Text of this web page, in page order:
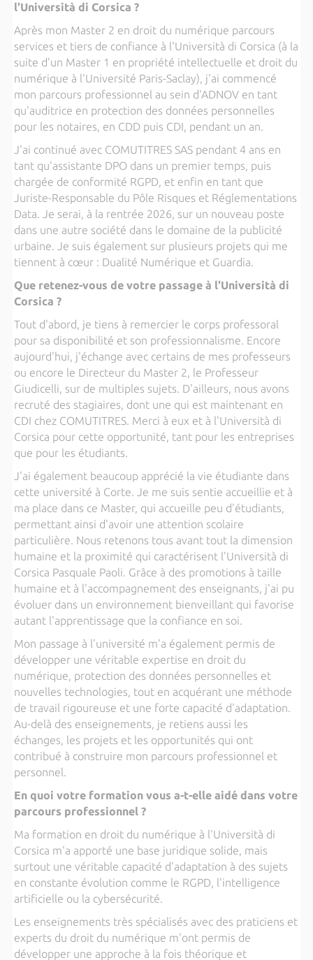
l'Università di Corsica ?
Après mon Master 2 en droit du numérique parcours
services et tiers de confiance à l'Università di Corsica (à la
suite d'un Master 1 en propriété intellectuelle et droit du
numérique à l'Université Paris-Saclay), j'ai commencé
mon parcours professionnel au sein d'ADNOV en tant
qu'auditrice en protection des données personnelles
pour les notaires, en CDD puis CDI, pendant un an.
J'ai continué avec COMUTITRES SAS pendant 4 ans en
tant qu'assistante DPO dans un premier temps, puis
chargée de conformité RGPD, et enfin en tant que
Juriste-Responsable du Pôle Risques et Réglementations
Data. Je serai, à la rentrée 2026, sur un nouveau poste
dans une autre société dans le domaine de la publicité
urbaine. Je suis également sur plusieurs projets qui me
tiennent à cœur : Dualité Numérique et Guardia.
Que retenez-vous de votre passage à l'Università di
Corsica ?
Tout d'abord, je tiens à remercier le corps professoral
pour sa disponibilité et son professionnalisme. Encore
aujourd'hui, j'échange avec certains de mes professeurs
ou encore le Directeur du Master 2, le Professeur
Giudicelli, sur de multiples sujets. D'ailleurs, nous avons
recruté des stagiaires, dont une qui est maintenant en
CDI chez COMUTITRES. Merci à eux et à l'Università di
Corsica pour cette opportunité, tant pour les entreprises
que pour les étudiants.
J'ai également beaucoup apprécié la vie étudiante dans
cette université à Corte. Je me suis sentie accueillie et à
ma place dans ce Master, qui accueille peu d'étudiants,
permettant ainsi d'avoir une attention scolaire
particulière. Nous retenons tous avant tout la dimension
humaine et la proximité qui caractérisent l'Università di
Corsica Pasquale Paoli. Grâce à des promotions à taille
humaine et à l'accompagnement des enseignants, j'ai pu
évoluer dans un environnement bienveillant qui favorise
autant l'apprentissage que la confiance en soi.
Mon passage à l'université m'a également permis de
développer une véritable expertise en droit du
numérique, protection des données personnelles et
nouvelles technologies, tout en acquérant une méthode
de travail rigoureuse et une forte capacité d'adaptation.
Au-delà des enseignements, je retiens aussi les
échanges, les projets et les opportunités qui ont
contribué à construire mon parcours professionnel et
personnel.
En quoi votre formation vous a-t-elle aidé dans votre
parcours professionnel ?
Ma formation en droit du numérique à l'Università di
Corsica m'a apporté une base juridique solide, mais
surtout une véritable capacité d'adaptation à des sujets
en constante évolution comme le RGPD, l'intelligence
artificielle ou la cybersécurité.
Les enseignements très spécialisés avec des praticiens et
experts du droit du numérique m'ont permis de
développer une approche à la fois théorique et